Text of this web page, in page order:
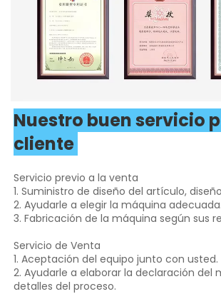
Nuestro buen servicio
cliente
Servicio previo a la venta
1. Suministro de diseño del artículo,
2. Ayudarle a elegir la máquina adecuada.
3. Fabricación de la máquina según sus
Servicio de Venta
1. Aceptación del equipo junto con usted.
2. Ayudarle a elaborar la declaración del
detalles del proceso.